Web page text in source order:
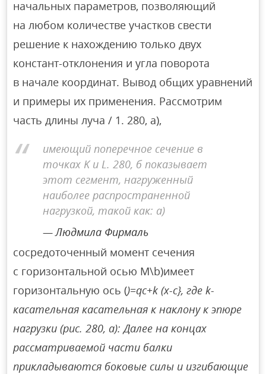
начальных параметров, позволяющий
на любом количестве участков свести
решение к нахождению только двух
констант-отклонения и угла поворота
в начале координат. Вывод общих уравнений
и примеры их применения. Рассмотрим
часть длины луча / 1. 280, а),
имеющий поперечное сечение в
точках K и L. 280, б показывает
этот сегмент, нагруженный
наиболее распространенной
нагрузкой, такой как: а)
Людмила Фирмаль
сосредоточенный момент сечения
с горизонтальной осью M\b)имеет
горизонтальную ось ()=qc+k (x-c}, где k-
касательная касательная к наклону к эпюре
нагрузки (рис. 280, а): Далее на концах
рассматриваемой части балки
прикладываются боковые силы и изгибающие